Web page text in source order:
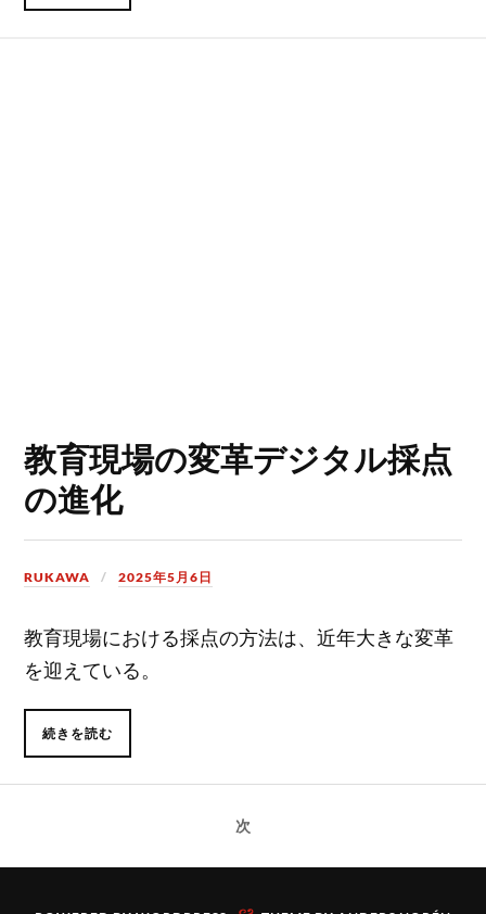
教育現場の変革デジタル採点
の進化
RUKAWA 2025年5月6日
教育現場における採点の方法は、近年大きな変革
を迎えている。
続きを読む
次